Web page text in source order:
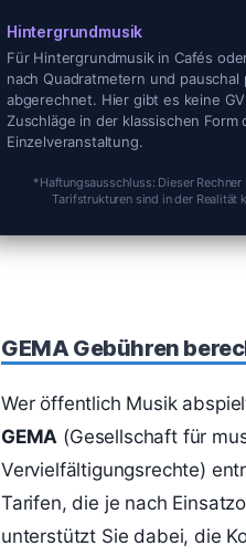
Hintergrundmusik
Für Hintergrundmusik in Cafés
nach Quadratmetern und pauschal
abgerechnet. Hier gibt es keine
Zuschläge in der klassischen Form
Einzelveranstaltung.
*Haftungsausschluss: Dieser
Tarifstrukturen sind in der Realität
GEMA Gebühren
Wer öffentlich Musik
GEMA (Gesellschaft für
Vervielfältigungsrechte)
Tarifen, die je nach
unterstützt Sie dabei, die